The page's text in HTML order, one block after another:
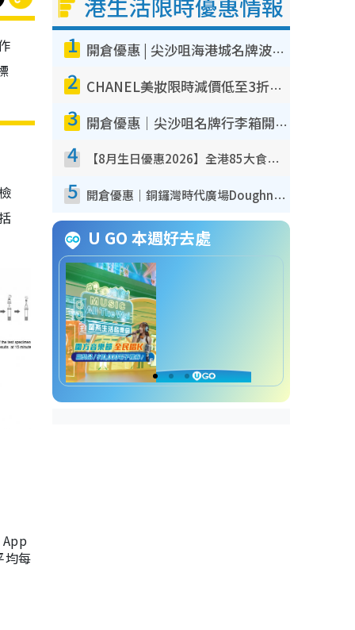
均每
港生活限時優惠情報
1 開倉優惠 | 尖沙咀海港城名牌波鞋開倉低至1折！On鞋$899起／Joy&Peace鞋履$98起
2 CHANEL美妝限時減價低至3折！人氣粉底/唇膏/精華液低至$275！COCO香水都有平
3 開倉優惠｜尖沙咀名牌行李箱開倉低至4折！一連5日 American Tourister/ace./Hallmark $200起！
4 【8月生日優惠2026】全港85大食買玩著數攻略 自助餐/火鍋放題同行免費＋誠品/DONKI送現金券
5 開倉優惠｜銅鑼灣時代廣場Doughnut/Campo Marzio開倉低至1折！背囊、書包、手袋劈價$200起
U GO 本週好去處